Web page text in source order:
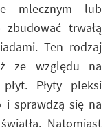
mlecznym lub
trwałą
Ten rodzaj
ze względu na
Płyty pleksi
i sprawdzą się na
Natomiast